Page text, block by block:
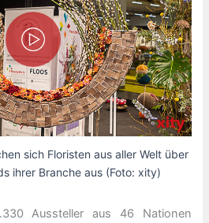
sich Floristen aus aller Welt über
ihrer Branche aus (Foto: xity)
Aussteller aus 46 Nationen